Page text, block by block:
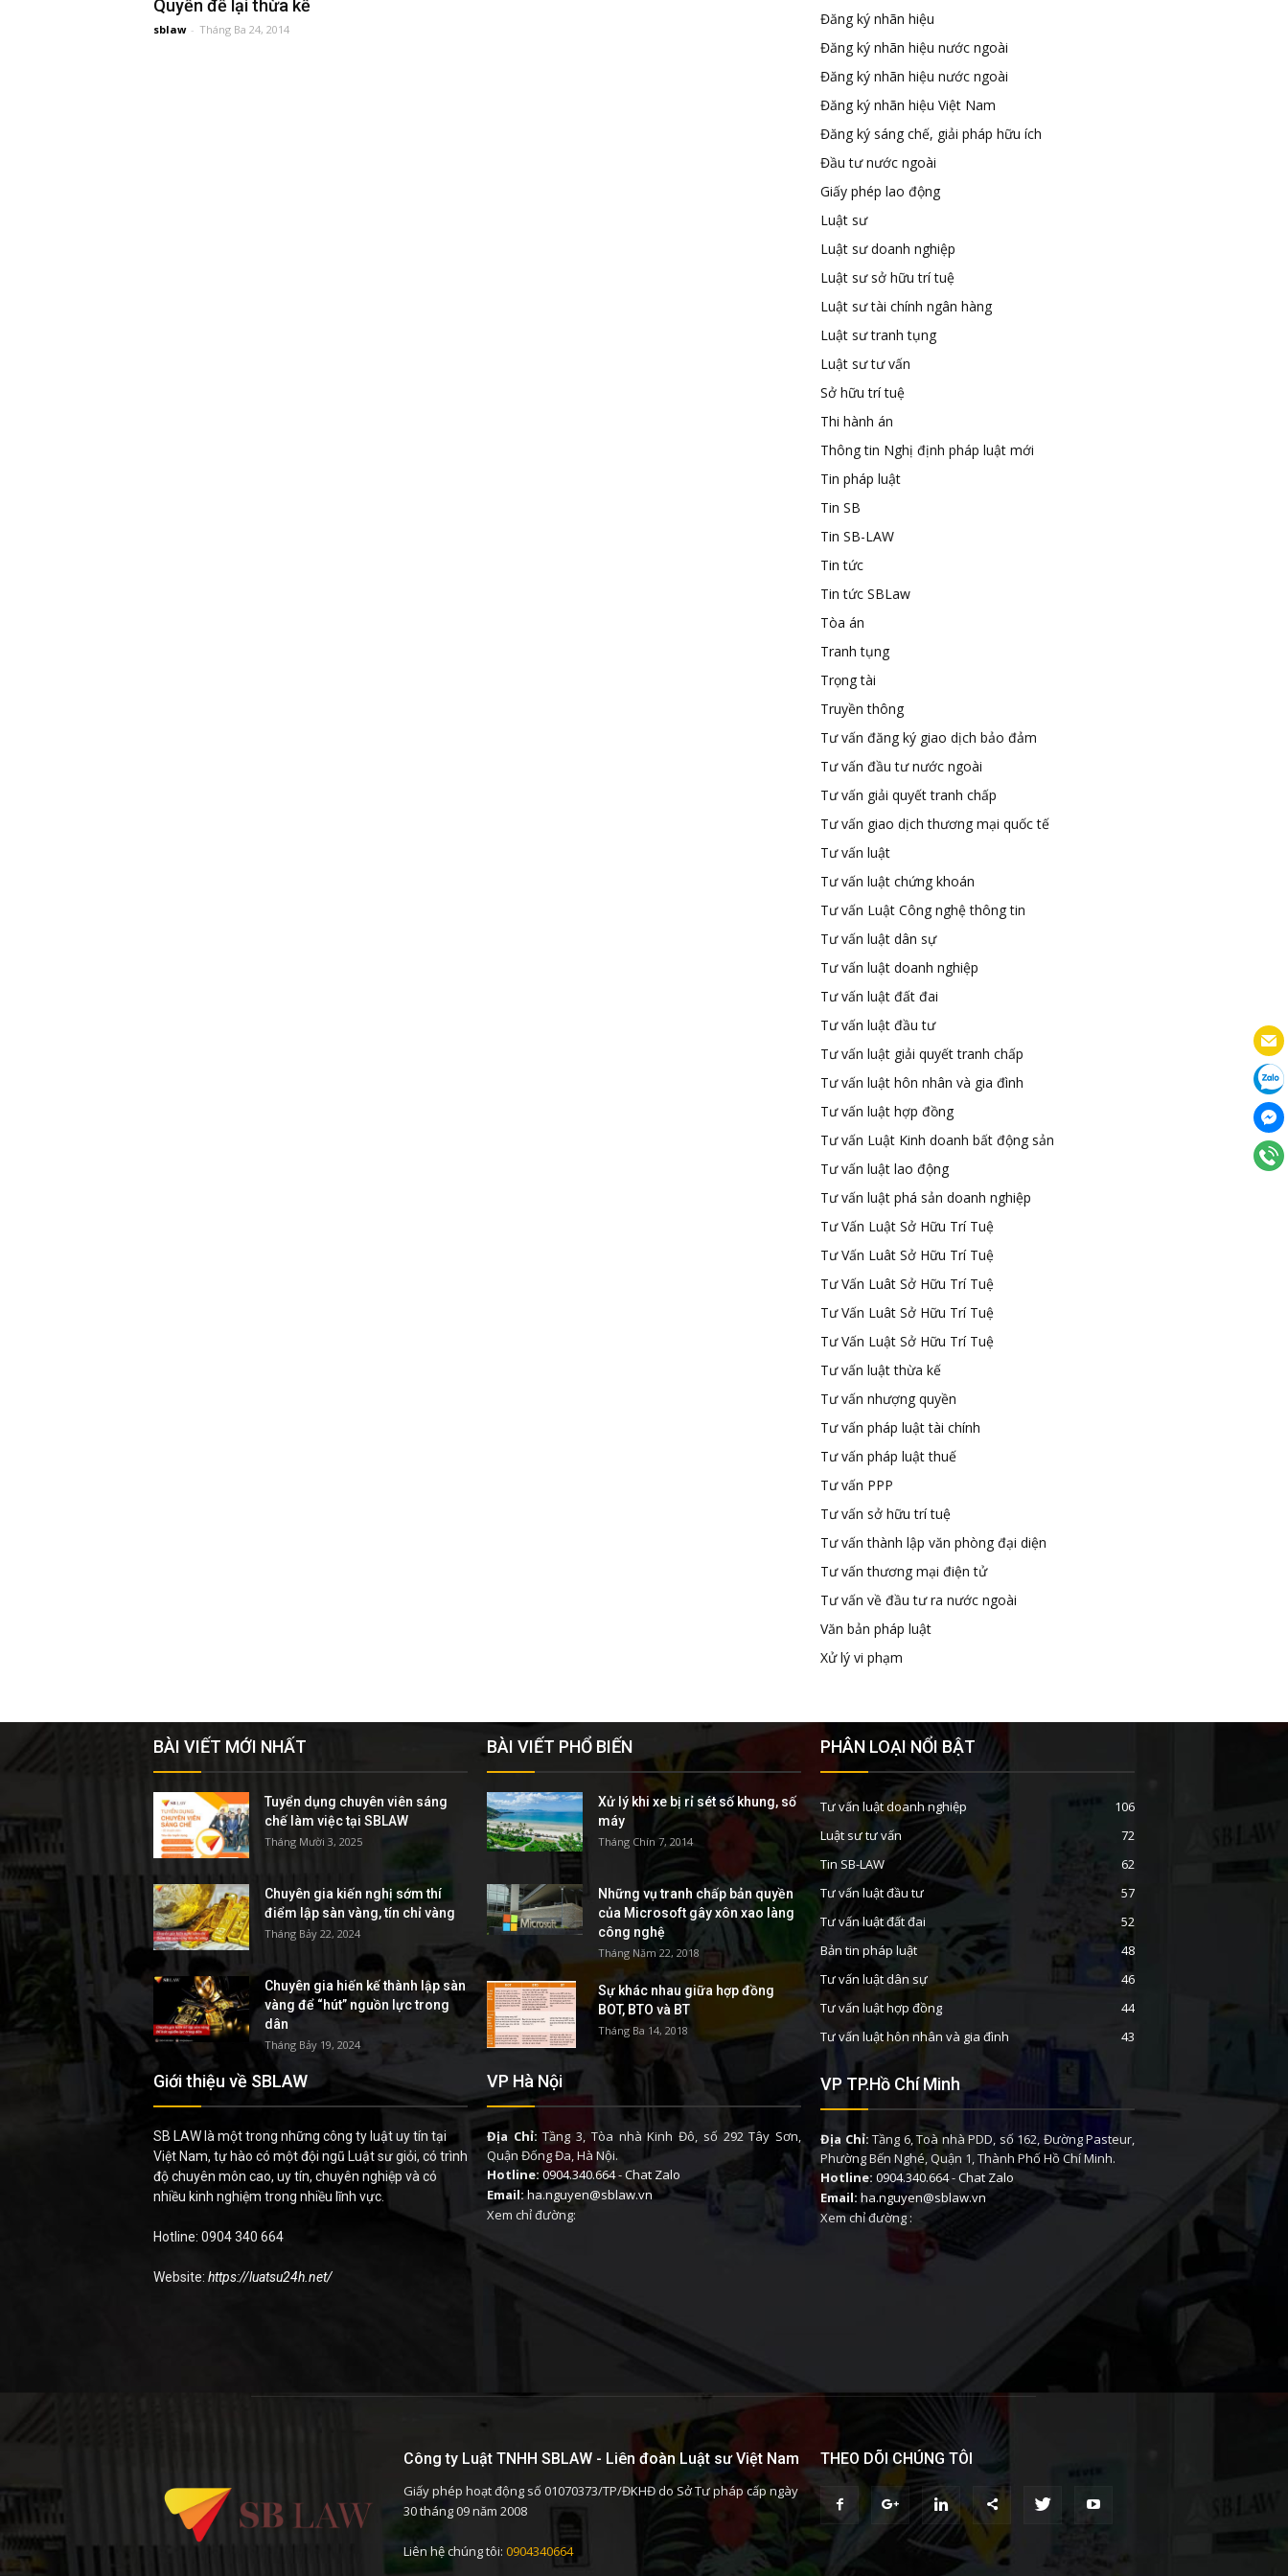
Quyền để lại thừa kế
sblaw - Tháng Ba 24, 2014
Đăng ký nhãn hiệu
Đăng ký nhãn hiệu nước ngoài
Đăng ký nhãn hiệu nước ngoài
Đăng ký nhãn hiệu Việt Nam
Đăng ký sáng chế, giải pháp hữu ích
Đầu tư nước ngoài
Giấy phép lao động
Luật sư
Luật sư doanh nghiệp
Luật sư sở hữu trí tuệ
Luật sư tài chính ngân hàng
Luật sư tranh tụng
Luật sư tư vấn
Sở hữu trí tuệ
Thi hành án
Thông tin Nghị định pháp luật mới
Tin pháp luật
Tin SB
Tin SB-LAW
Tin tức
Tin tức SBLaw
Tòa án
Tranh tụng
Trọng tài
Truyền thông
Tư vấn đăng ký giao dịch bảo đảm
Tư vấn đầu tư nước ngoài
Tư vấn giải quyết tranh chấp
Tư vấn giao dịch thương mại quốc tế
Tư vấn luật
Tư vấn luật chứng khoán
Tư vấn Luật Công nghệ thông tin
Tư vấn luật dân sự
Tư vấn luật doanh nghiệp
Tư vấn luật đất đai
Tư vấn luật đầu tư
Tư vấn luật giải quyết tranh chấp
Tư vấn luật hôn nhân và gia đình
Tư vấn luật hợp đồng
Tư vấn Luật Kinh doanh bất động sản
Tư vấn luật lao động
Tư vấn luật phá sản doanh nghiệp
Tư Vấn Luật Sở Hữu Trí Tuệ
Tư Vấn Luât Sở Hữu Trí Tuệ
Tư Vấn Luât Sở Hữu Trí Tuệ
Tư Vấn Luât Sở Hữu Trí Tuệ
Tư Vấn Luật Sở Hữu Trí Tuệ
Tư vấn luật thừa kế
Tư vấn nhượng quyền
Tư vấn pháp luật tài chính
Tư vấn pháp luật thuế
Tư vấn PPP
Tư vấn sở hữu trí tuệ
Tư vấn thành lập văn phòng đại diện
Tư vấn thương mại điện tử
Tư vấn về đầu tư ra nước ngoài
Văn bản pháp luật
Xử lý vi phạm
BÀI VIẾT MỚI NHẤT
Tuyển dụng chuyên viên sáng
chế làm việc tại SBLAW
Tháng Mười 3, 2025
Chuyên gia kiến nghị sớm thí
điểm lập sàn vàng, tín chỉ vàng
Tháng Bảy 22, 2024
Chuyên gia hiến kế thành lập sàn
vàng để “hút” nguồn lực trong
dân
Tháng Bảy 19, 2024
Giới thiệu về SBLAW
SB LAW là một trong những công ty luật uy tín tại
Việt Nam, tự hào có một đội ngũ Luật sư giỏi, có trình
độ chuyên môn cao, uy tín, chuyên nghiệp và có
nhiều kinh nghiệm trong nhiều lĩnh vực.
Hotline: 0904 340 664
Website: https://luatsu24h.net/
BÀI VIẾT PHỔ BIẾN
Xử lý khi xe bị rỉ sét số khung, số
máy
Tháng Chín 7, 2014
Những vụ tranh chấp bản quyền
của Microsoft gây xôn xao làng
công nghệ
Tháng Năm 22, 2018
Sự khác nhau giữa hợp đồng
BOT, BTO và BT
Tháng Ba 14, 2018
VP Hà Nội
Địa Chỉ: Tầng 3, Tòa nhà Kinh Đô, số 292 Tây Sơn,
Quận Đống Đa, Hà Nội.
Hotline: 0904.340.664-Chat Zalo
Email:ha.nguyen@sblaw.vn
Xem chỉ đường:
PHÂN LOẠI NỔI BẬT
Tư vấn luật doanh nghiệp
106
Luật sư tư vấn
72
Tin SB-LAW
62
Tư vấn luật đầu tư
57
Tư vấn luật đất đai
52
Bản tin pháp luật
48
Tư vấn luật dân sự
46
Tư vấn luật hợp đồng
44
Tư vấn luật hôn nhân và gia đình
43
VP TP.Hồ Chí Minh
Địa Chỉ: Tầng 6, Toà nhà PDD, số 162, Đường Pasteur,
Phường Bến Nghé, Quận 1, Thành Phố Hồ Chí Minh.
Hotline: 0904.340.664-Chat Zalo
Email: ha.nguyen@sblaw.vn
Xem chỉ đường :
Công ty Luật TNHH SBLAW - Liên đoàn Luật sư Việt Nam
Giấy phép hoạt động số 01070373/TP/ĐKHĐ do Sở Tư pháp cấp ngày
30 tháng 09 năm 2008
Liên hệ chúng tôi: 0904340664
THEO DÕI CHÚNG TÔI